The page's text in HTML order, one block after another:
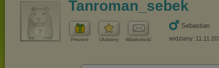
Tanroman_sebek
Prezent Ulubiony Wiadomość
Sebastian
widziany: